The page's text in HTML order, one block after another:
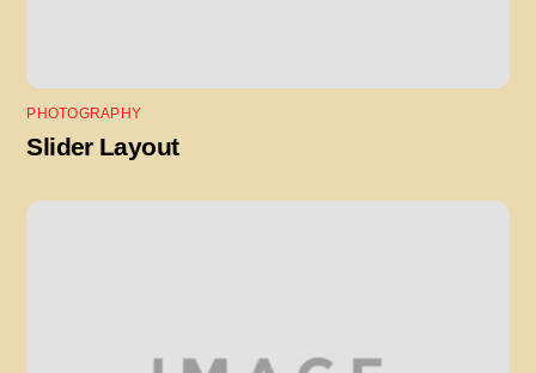
PHOTOGRAPHY
Slider Layout